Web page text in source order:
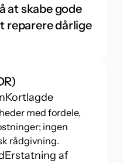
at skabe gode
reparere dårlige
med fordele,
ingen
rådgivning.
af